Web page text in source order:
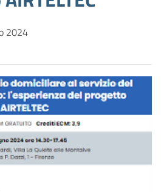
2024